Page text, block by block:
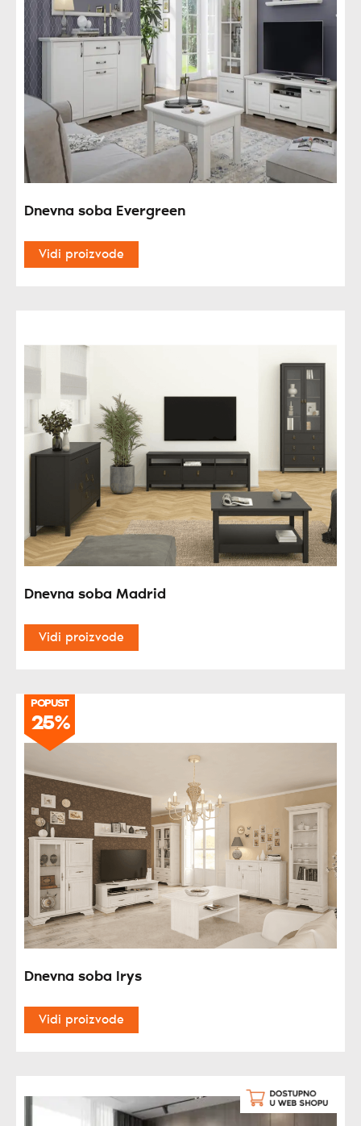
Dnevna soba Evergreen
Vidi proizvode
Dnevna soba Madrid
Vidi proizvode
POPUST
25%
Dnevna soba Irys
Vidi proizvode